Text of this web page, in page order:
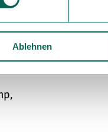
Ablehnen